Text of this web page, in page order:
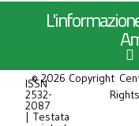
ISSN
2532-
2087
| Testata
© 2026 Copyright